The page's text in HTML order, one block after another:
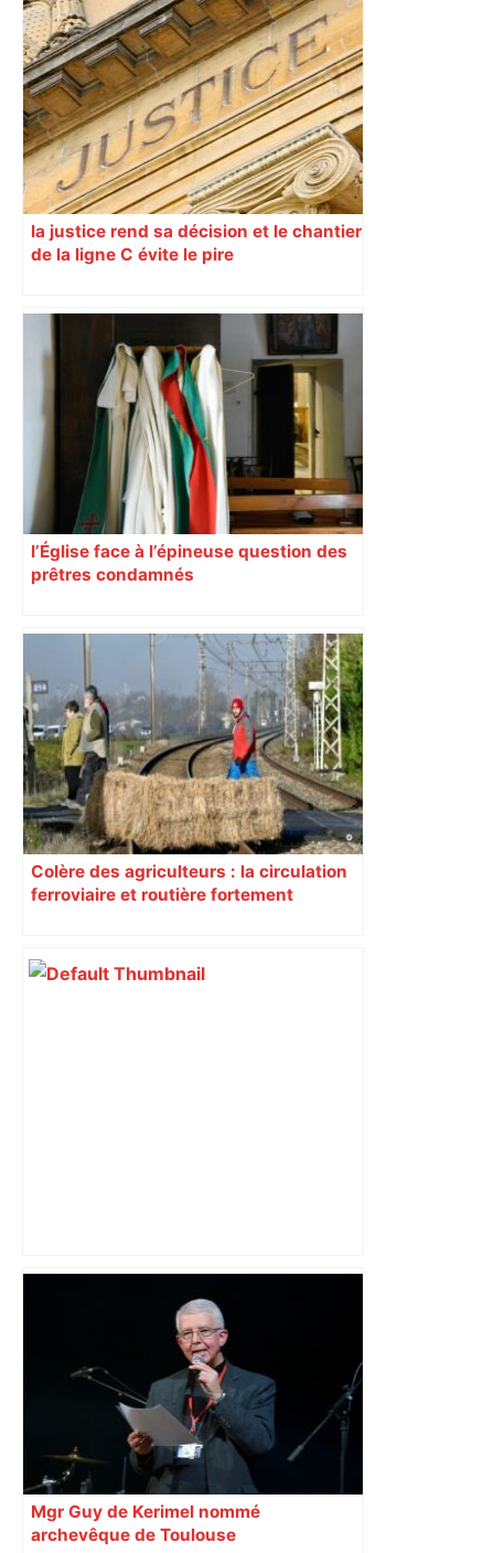
la justice rend sa décision et le chantier
de la ligne C évite le pire
l’Église face à l’épineuse question des
prêtres condamnés
Colère des agriculteurs : la circulation
ferroviaire et routière fortement
Municipales 2026 à Toulouse : voiture,
métro et train encombrent la campagne
électorale – – Le Mans.maville.com
Mgr Guy de Kerimel nommé
archevêque de Toulouse